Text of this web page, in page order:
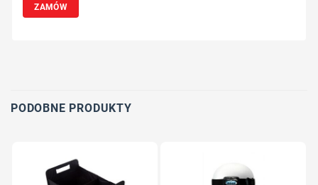
ZAMÓW
PODOBNE PRODUKTY